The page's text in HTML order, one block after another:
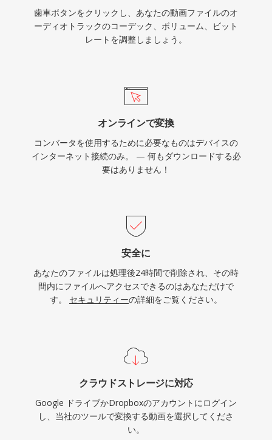
歯車ボタンをクリックし、あなたの動画ファイルのオ
ーディオトラックのコーデック、ボリューム、ビット
レートを調整しましょう。
オンラインで変換
コンバータを使用するために必要なものはデバイスの
インターネット接続のみ。 — 何もダウンロードする必
要はありません！
安全に
あなたのファイルは処理後24時間で削除され、その時
間内にファイルへアクセスできるのはあなただけで
す。 セキュリティーの詳細をご覧ください。
クラウドストレージに対応
Google ドライブかDropboxのアカウントにログイン
し、当社のツールで変換する動画を選択してくださ
い。